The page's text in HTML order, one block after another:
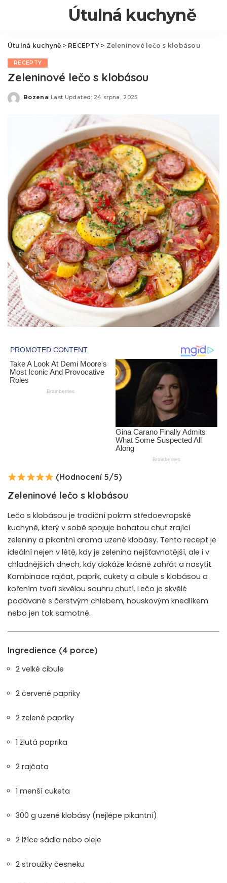
Útulná kuchyně
Útulná kuchyně > RECEPTY> Zeleninové lečo s klobásou
RECEPTY
Zeleninové lečo s klobásou
Posted
Bozena Last Updated: 24 srpna, 2025
(Hodnocení 5/5)
Zeleninové lečo s klobásou
Lečo s klobásou je tradiční pokrm středoevropské
kuchyně, který v sobě spojuje bohatou chuť zrající
zeleniny a pikantní aroma uzené klobásy. Tento recept je
ideální nejen v létě, kdy je zelenina nejšťavnatější, ale i v
chladnějších dnech, kdy dokáže krásně zahřát a nasytit.
Kombinace rajčat, paprik, cukety a cibule s klobásou a
kořením tvoří skvělou souhru chutí. Lečo je skvělé
podávané s čerstvým chlebem, houskovým knedlíkem
nebo jen tak samotné.
Ingredience (4 porce)
2 velké cibule
2 červené papriky
2 zelené papriky
1 žlutá paprika
2 rajčata
1 menší cuketa
300 g uzené klobásy (nejlépe pikantní)
2 lžíce sádla nebo oleje
2 stroužky česneku